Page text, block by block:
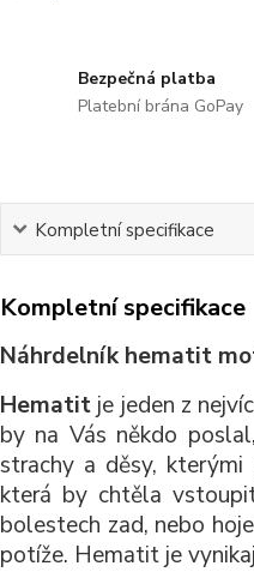
Bezpečná platba
Platební brána GoPay
Kompletní specifikace
Kompletní specifikace
Náhrdelník hematit
Hematitje jeden z
by na Vás někdo
strachy a děsy,
která by chtěla
bolestech zad, nebo
potíže. Hematit je